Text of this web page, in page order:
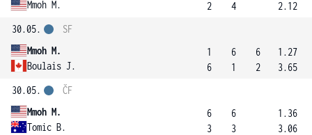
Mmoh M.
2
4
2.12
30.05.
Mmoh M.
Boulais J.
SF
1
6
6
1
6
2
1.27
3.65
30.05.
Mmoh M.
Tomic B.
ČF
6
3
6
3
1.36
3.06